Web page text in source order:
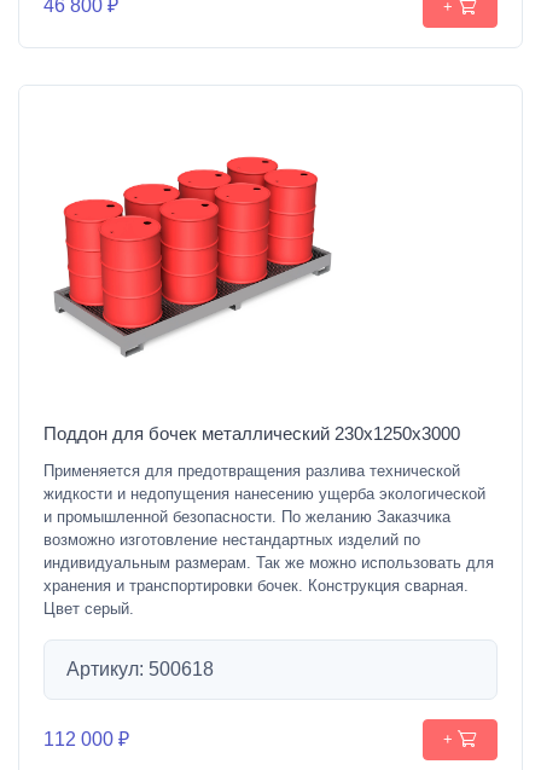
46 800 ₽ +
Поддон для бочек металлический 230х1250х3000
Применяется для предотвращения разлива технической
жидкости и недопущения нанесению ущерба экологической
и промышленной безопасности. По желанию Заказчика
возможно изготовление нестандартных изделий по
индивидуальным размерам. Так же можно использовать для
хранения и транспортировки бочек. Конструкция сварная.
Цвет серый.
Артикул: 500618
112 000 ₽ +